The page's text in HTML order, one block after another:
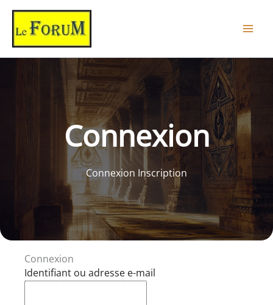
Aller
contenu
Connexion
Connexion Inscription
Connexion
Identifiant ou adresse e-mail